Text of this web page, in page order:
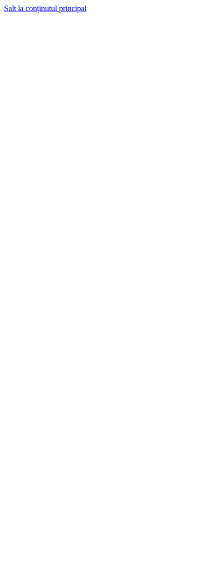
Salt la conținutul principal